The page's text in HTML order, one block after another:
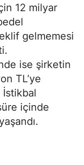
12 milyar
gelmemesi
ise şirketin
TL’ye
içinde